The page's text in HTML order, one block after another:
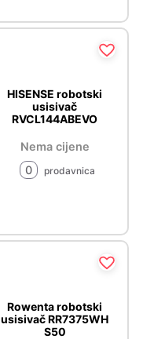
HISENSE robotski
usisivač
RVCL144ABEVO
Nema cijene
0
prodavnica
Rowenta robotski
usisivač RR7375WH
S50